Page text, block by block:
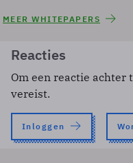
MEER WHITEPAPERS
Reacties
Om een reactie achter
vereist.
Inloggen